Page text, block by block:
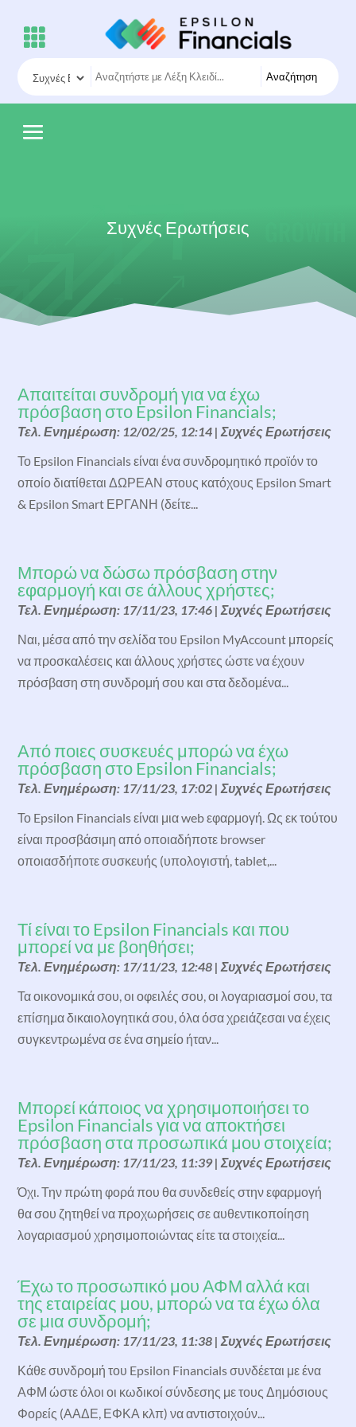
Αναζήτηση
Συχνές Ερωτήσεις
Απαιτείται συνδρομή για να έχω
πρόσβαση στο Epsilon Financials;
Τελ. Ενημέρωση: 12/02/25, 12:14 |Συχνές Ερωτήσεις
Το Epsilon Financials είναι ένα συνδρομητικό προϊόν το
οποίο διατίθεται ΔΩΡΕΑΝ στους κατόχους Epsilon Smart
& Epsilon Smart ΕΡΓΑΝΗ (δείτε...
Μπορώ να δώσω πρόσβαση στην
εφαρμογή και σε άλλους χρήστες;
Τελ. Ενημέρωση: 17/11/23, 17:46 |Συχνές Ερωτήσεις
Ναι, μέσα από την σελίδα του Epsilon MyAccount μπορείς
να προσκαλέσεις και άλλους χρήστες ώστε να έχουν
πρόσβαση στη συνδρομή σου και στα δεδομένα...
Από ποιες συσκευές μπορώ να έχω
πρόσβαση στο Epsilon Financials;
Τελ. Ενημέρωση: 17/11/23, 17:02 |Συχνές Ερωτήσεις
Το Epsilon Financials είναι μια web εφαρμογή. Ως εκ τούτου
είναι προσβάσιμη από οποιαδήποτε browser
οποιασδήποτε συσκευής (υπολογιστή, tablet,...
Τί είναι το Epsilon Financials και που
μπορεί να με βοηθήσει;
Τελ. Ενημέρωση: 17/11/23, 12:48 |Συχνές Ερωτήσεις
Τα οικονομικά σου, οι οφειλές σου, οι λογαριασμοί σου, τα
επίσημα δικαιολογητικά σου, όλα όσα χρειάζεσαι να έχεις
συγκεντρωμένα σε ένα σημείο ήταν...
Μπορεί κάποιος να χρησιμοποιήσει το
Epsilon Financials για να αποκτήσει
πρόσβαση στα προσωπικά μου στοιχεία;
Τελ. Ενημέρωση: 17/11/23, 11:39|Συχνές Ερωτήσεις
Όχι. Την πρώτη φορά που θα συνδεθείς στην εφαρμογή
θα σου ζητηθεί να προχωρήσεις σε αυθεντικοποίηση
λογαριασμού χρησιμοποιώντας είτε τα στοιχεία...
Έχω το προσωπικό μου ΑΦΜ αλλά και
της εταιρείας μου, μπορώ να τα έχω όλα
σε μια συνδρομή;
Τελ. Ενημέρωση: 17/11/23, 11:38 |Συχνές Ερωτήσεις
Κάθε συνδρομή του Epsilon Financials συνδέεται με ένα
ΑΦΜ ώστε όλοι οι κωδικοί σύνδεσης με τους Δημόσιους
Φορείς (ΑΑΔΕ, ΕΦΚΑ κλπ) να αντιστοιχούν...